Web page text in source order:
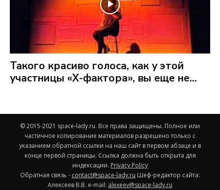
Такого красиво голоса, как у этой
участницы «Х-фактора», вы еще не...
© 2015-2021 space-lady.ru. Все права защищены. Полное или
частичное копирование материалов разрешено только с
указанием обратной ссылки на наш сайт в первом абзаце и в
конце первой страницы. Ссылка должна быть открыта для
индексации. Privacy Policy
Обратная связь - contact@space-lady.ru Шеф-редактор сайта:
Алексеев В.В. e-mail: alexeev@space-lady.ru